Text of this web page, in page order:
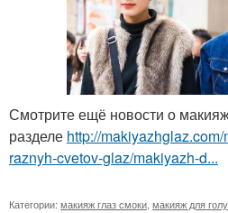
Смотрите ещё новости о
разделе http://
raznyh-cvetov-glaz/makiyazh-d...
Категории: макияж глаз смоки макияж для